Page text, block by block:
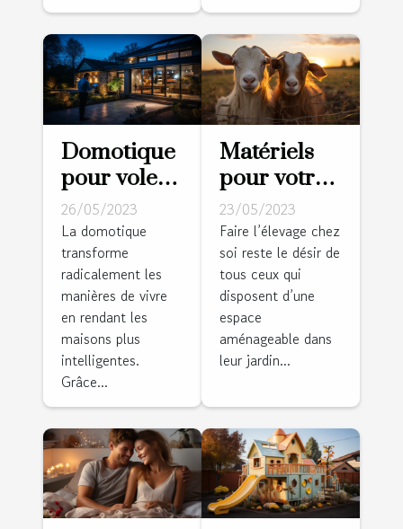
Domotique
pour volets
roulants :
Pourquoi
est-ce un
bon choix ?
26/05/2023
La domotique
transforme
radicalement les
manières de vivre
en rendant les
maisons plus
intelligentes.
Grâce...
Matériels
pour votre
ferme :
Comment
réussir la
réalisation
des clôtures
pour vos
animaux ?
23/05/2023
Faire l’élevage chez
soi reste le désir de
tous ceux qui
disposent d’une
espace
aménageable dans
leur jardin...